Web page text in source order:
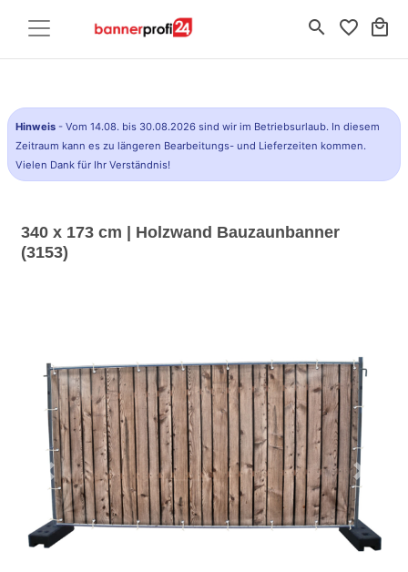
search favorite_border local_mall
Hinweis - Vom 14.08. bis 30.08.2026 sind wir im Betriebsurlaub. In diesem
Zeitraum kann es zu längeren Bearbeitungs- und Lieferzeiten kommen.
Vielen Dank für Ihr Verständnis!
340 x 173 cm | Holzwand Bauzaunbanner
(3153)
Previous Next